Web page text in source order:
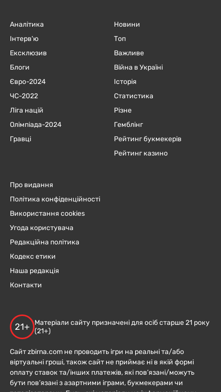
Аналітика
Інтерв'ю
Ексклюзив
Блоги
Євро-2024
ЧC-2022
Ліга націй
Олімпіада-2024
Гравці
Новини
Топ
Важливе
Війна в Україні
Історія
Статистика
Різне
Гемблінг
Рейтинг букмекерів
Рейтинг казино
Про видання
Політика конфіденційності
Використання cookies
Угода користувача
Редакційна політика
Кодекс етики
Наша редакція
Контакти
21+
Матеріали сайту призначені для осіб старше 21 року
(21+)
Сайт zbirna.com не проводить ігри на реальні та/або
віртуальні гроші, також сайт не приймає ні в якій формі
оплату ставок та/інших платежів, які пов’язані/можуть
бути пов’язані з азартними іграми, букмекерами чи